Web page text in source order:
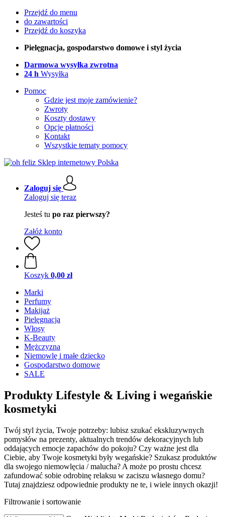
Przejdź do menu
do zawartości
Przejdź do koszyka
Pielęgnacja, gospodarstwo domowe i styl życia
Darmowa wysyłka zwrotna
24 h Wysyłka
Pomoc
Gdzie jest moje zamówienie?
Zwroty
Koszty dostawy
Opcje płatności
Kontakt
Wszystkie tematy pomocy
Zaloguj się
Zaloguj się teraz
Jesteś tu po raz pierwszy?
Załóż konto
Koszyk 0,00 zł
Marki
Perfumy
Makijaż
Pielęgnacja
Włosy
K-Beauty
Mężczyzna
Niemowlę i małe dziecko
Gospodarstwo domowe
SALE
Produkty Lifestyle & Living i wegańskie
kosmetyki
Twój styl życia, Twoje potrzeby: lubisz szukać ekskluzywnych
pomysłów na prezenty, aktualnych trendów dekoracyjnych lub
oddających emocje zapachów do pokoju? Czy ważne jest dla
Ciebie, aby Twoje kosmetyki były wegańskie? Szukasz produktów
dla swojego niemowlęcia / malucha? A może po prostu chcesz
zafundować sobie odrobinę relaksu w zaciszu własnego domu?
Tutaj znajdziesz odpowiednie produkty ne te, i wiele innych okazji!
Filtrowanie i sortowanie